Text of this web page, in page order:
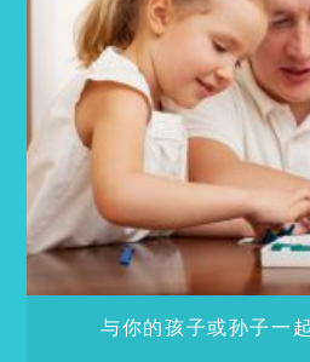
与你的孩子或孙子一